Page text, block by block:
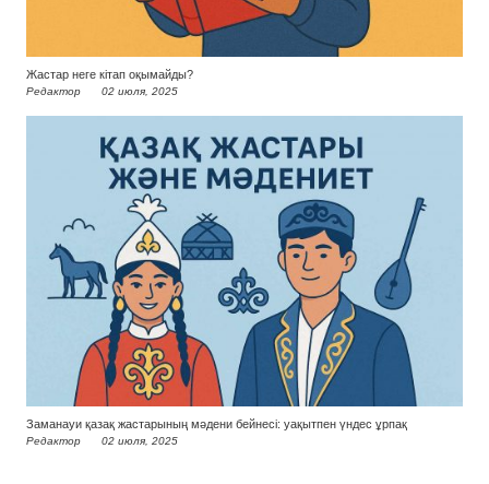
Жастар неге кітап оқымайды?
Редактор 02 июля, 2025
Заманауи қазақ жастарының мәдени бейнесі: уақытпен үндес ұрпақ
Редактор 02 июля, 2025